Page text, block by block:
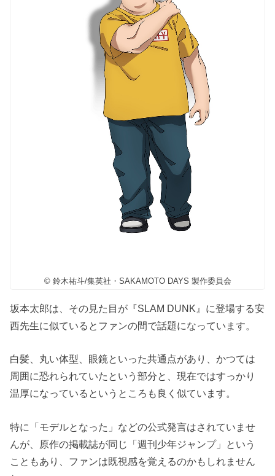
© 鈴木祐斗/集英社・SAKAMOTO DAYS 製作委員会
坂本太郎は、その見た目が『SLAM DUNK』に登場する安
西先生に似ているとファンの間で話題になっています。
白髪、丸い体型、眼鏡といった共通点があり、かつては
周囲に恐れられていたという部分と、現在ではすっかり
温厚になっているというところも良く似ています。
特に「モデルとなった」などの公式発言はされていませ
んが、原作の掲載誌が同じ「週刊少年ジャンプ」という
こともあり、ファンは既視感を覚えるのかもしれません